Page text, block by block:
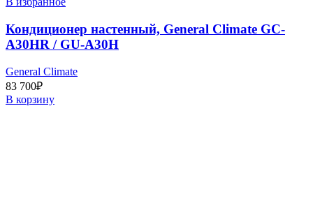
Кондиционер настенный, General Climate GC-
A30HR / GU-A30H
General Climate
83 700₽
В корзину